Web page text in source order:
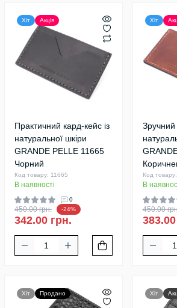
Хіт Акція
Практичний кард-кейс із
натуральної шкіри
GRANDE PELLE 11665
Чорний
Код товару: 11665
В наявності
0
450.00 грн. -24%
342.00 грн.
Хіт
Зручний
Код
В
450.00
Хіт Продано Хіт